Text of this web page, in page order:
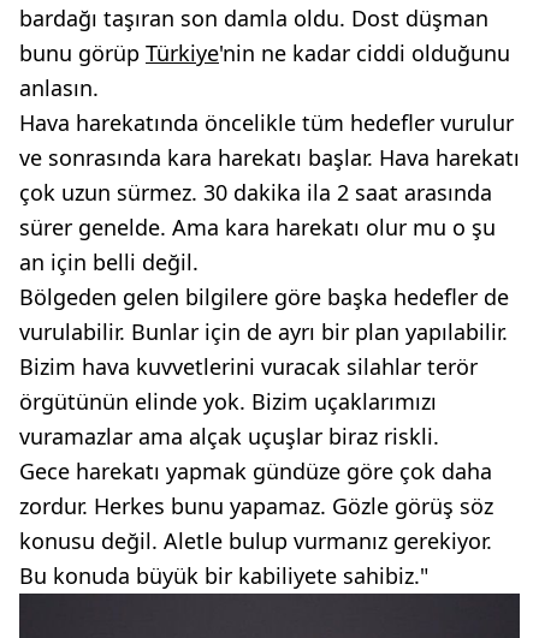
bardağı taşıran son damla oldu. Dost düşman
bunu görüp Türkiye'nin ne kadar ciddi olduğunu
anlasın.
Hava harekatında öncelikle tüm hedefler vurulur
ve sonrasında kara harekatı başlar. Hava harekatı
çok uzun sürmez. 30 dakika ila 2 saat arasında
sürer genelde. Ama kara harekatı olur mu o şu
an için belli değil.
Bölgeden gelen bilgilere göre başka hedefler de
vurulabilir. Bunlar için de ayrı bir plan yapılabilir.
Bizim hava kuvvetlerini vuracak silahlar terör
örgütünün elinde yok. Bizim uçaklarımızı
vuramazlar ama alçak uçuşlar biraz riskli.
Gece harekatı yapmak gündüze göre çok daha
zordur. Herkes bunu yapamaz. Gözle görüş söz
konusu değil. Aletle bulup vurmanız gerekiyor.
Bu konuda büyük bir kabiliyete sahibiz."